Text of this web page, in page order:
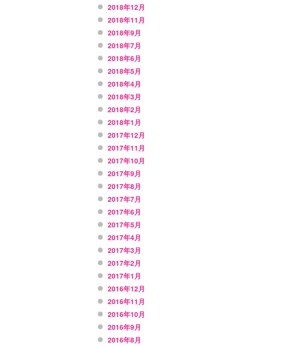
2018年12月
2018年11月
2018年9月
2018年7月
2018年6月
2018年5月
2018年4月
2018年3月
2018年2月
2018年1月
2017年12月
2017年11月
2017年10月
2017年9月
2017年8月
2017年7月
2017年6月
2017年5月
2017年4月
2017年3月
2017年2月
2017年1月
2016年12月
2016年11月
2016年10月
2016年9月
2016年8月